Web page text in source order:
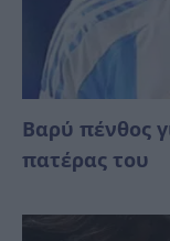
Βαρύ πένθος
πατέρας του